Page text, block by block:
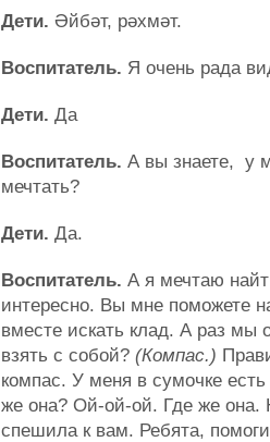
Дети. Әйбәт, рәхмәт.
Воспитатель. Я очень рада
Дети. Да
Воспитатель. А вы знаете, у
мечтать?
Дети. Да.
Воспитатель. А я мечтаю
интересно. Вы мне поможете
вместе искать клад. А раз мы
взять с собой? (Компас.)
компас. У меня в сумочке
же она? Ой-ой-ой. Где же она.
спешила к вам. Ребята,